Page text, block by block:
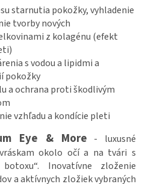
starnutia pokožky, vyhladenie
tvorby nových
z kolagénu (efekt
s vodou a lipidmi a
pokožky
a ochrana proti škodlivým
vzhľadu a kondície pleti
Eye & More- luxusné
okolo očí a na tvári s
Inovatívne zloženie
a aktívnych zložiek vybraných